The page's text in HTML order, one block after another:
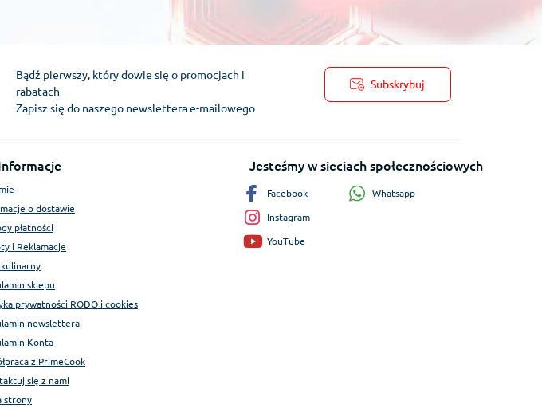
Bądź pierwszy, który dowie się o promocjach i
rabatach
Zapisz się do naszego newslettera e-mailowego
Subskrybuj
Regulamin Konta
o dostawie
płatności
i Reklamacje
sklepu
prywatności RODO i cookies
newslettera
Konta
z PrimeCook
się z nami
strony
Jesteśmy w sieciach społecznościowych
Facebook
Instagram
YouTube
Whatsapp